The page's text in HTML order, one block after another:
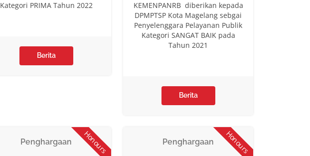
Kategori PRIMA Tahun 2022
Berita
KEMENPANRB diberikan kepada
DPMPTSP Kota Magelang sebgai
Penyelenggara Pelayanan Publik
Kategori SANGAT BAIK pada
Tahun 2021
Berita
Honours
Penghargaan Honours
Penghargaan